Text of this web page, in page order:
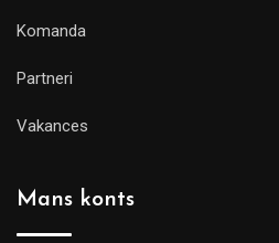
Komanda
Partneri
Vakances
Mans konts